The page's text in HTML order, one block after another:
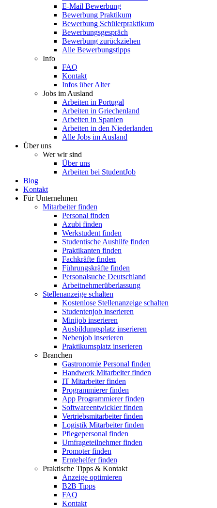
E-Mail Bewerbung
Bewerbung Praktikum
Bewerbung Schülerpraktikum
Bewerbungsgespräch
Bewerbung zurückziehen
Alle Bewerbungstipps
Info
FAQ
Kontakt
Infos über Alter
Jobs im Ausland
Arbeiten in Portugal
Arbeiten in Griechenland
Arbeiten in Spanien
Arbeiten in den Niederlanden
Alle Jobs im Ausland
Über uns
Wer wir sind
Über uns
Arbeiten bei StudentJob
Blog
Kontakt
Für Unternehmen
Mitarbeiter finden
Personal finden
Azubi finden
Werkstudent finden
Studentische Aushilfe finden
Praktikanten finden
Fachkräfte finden
Führungskräfte finden
Personalsuche Deutschland
Arbeitnehmerüberlassung
Stellenanzeige schalten
Kostenlose Stellenanzeige schalten
Studentenjob inserieren
Minijob inserieren
Ausbildungsplatz inserieren
Nebenjob inserieren
Praktikumsplatz inserieren
Branchen
Gastronomie Personal finden
Handwerk Mitarbeiter finden
IT Mitarbeiter finden
Programmierer finden
App Programmierer finden
Softwareentwickler finden
Vertriebsmitarbeiter finden
Logistik Mitarbeiter finden
Pflegepersonal finden
Umfrageteilnehmer finden
Promoter finden
Erntehelfer finden
Praktische Tipps & Kontakt
Anzeige optimieren
B2B Tipps
FAQ
Kontakt